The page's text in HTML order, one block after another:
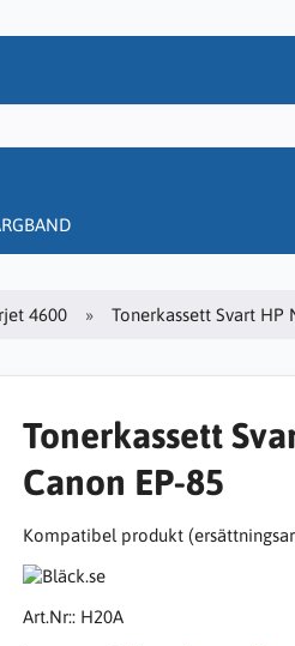
4600 Tonerkassett Svart HP
Tonerkassett
Canon EP-85
Kompatibel produkt
Art.Nr:: H20A